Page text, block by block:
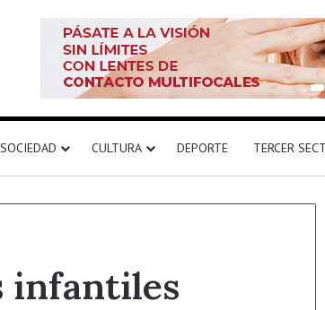
SOCIEDAD CULTURA DEPORTE TERCER
infantiles